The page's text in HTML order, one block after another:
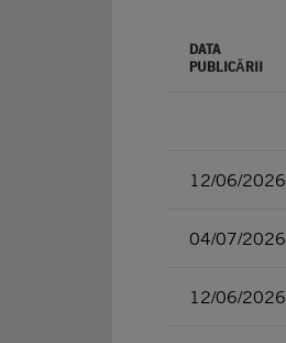
DATA
PUBLICĂRII
12/06/2026
04/07/2026
12/06/2026